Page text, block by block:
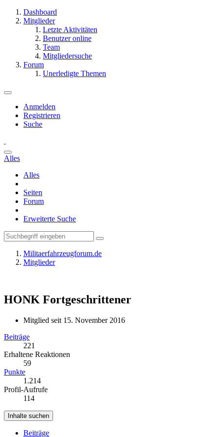
Dashboard
Mitglieder
Letzte Aktivitäten
Benutzer online
Team
Mitgliedersuche
Forum
Unerledigte Themen
Anmelden
Registrieren
Suche
Alles
Alles
Seiten
Forum
Erweiterte Suche
Militaerfahrzeugforum.de
Mitglieder
HONK Fortgeschrittener
Mitglied seit 15. November 2016
Beiträge
221
Erhaltene Reaktionen
59
Punkte
1.214
Profil-Aufrufe
114
Inhalte suchen
Beiträge